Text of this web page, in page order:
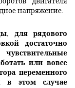
напряжение.
, для рядового
достаточно
или вовсе
переменного
в этом случае